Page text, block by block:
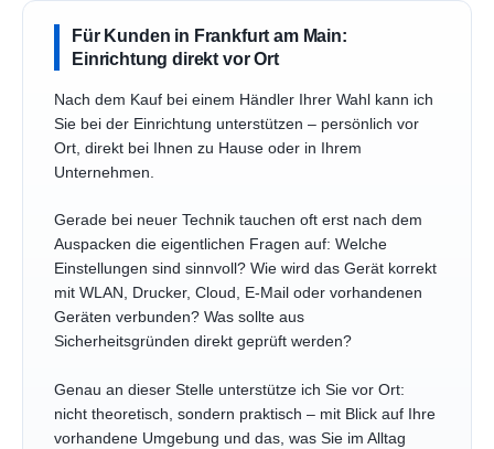
Für Kunden in Frankfurt am Main:
Einrichtung direkt vor Ort
Nach dem Kauf bei einem Händler Ihrer Wahl kann ich
Sie bei der Einrichtung unterstützen – persönlich vor
Ort, direkt bei Ihnen zu Hause oder in Ihrem
Unternehmen.
Gerade bei neuer Technik tauchen oft erst nach dem
Auspacken die eigentlichen Fragen auf: Welche
Einstellungen sind sinnvoll? Wie wird das Gerät korrekt
mit WLAN, Drucker, Cloud, E-Mail oder vorhandenen
Geräten verbunden? Was sollte aus
Sicherheitsgründen direkt geprüft werden?
Genau an dieser Stelle unterstütze ich Sie vor Ort:
nicht theoretisch, sondern praktisch – mit Blick auf Ihre
vorhandene Umgebung und das, was Sie im Alltag